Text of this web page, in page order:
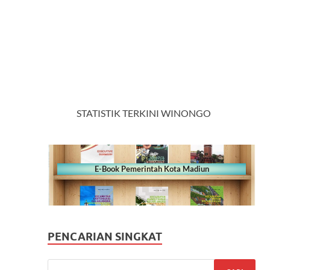
STATISTIK TERKINI WINONGO
E-Book Pemerintah Kota Madiun
PENCARIAN SINGKAT